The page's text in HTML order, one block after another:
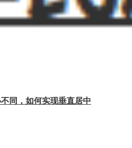
同，如何实现垂直居中